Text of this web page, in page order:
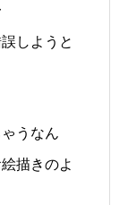
しようと
うなん
描きのよ